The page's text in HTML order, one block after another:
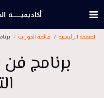
أكاديميــــــة
الصفحة الرئيسية قائمة الدورات
برنامج فن